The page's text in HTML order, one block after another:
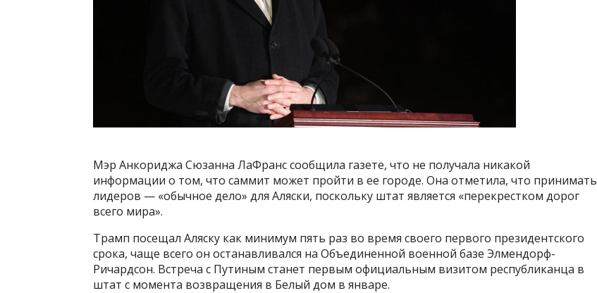
Мэр Анкориджа Сюзанна ЛаФранс сообщила газете, что не получала никакой
информации о том, что саммит может пройти в ее городе. Она отметила, что принимать
лидеров — «обычное дело» для Аляски, поскольку штат является «перекрестком дорог
всего мира».
Трамп посещал Аляску как минимум пять раз во время своего первого президентского
срока, чаще всего он останавливался на Объединенной военной базе Элмендорф-
Ричардсон. Встреча с Путиным станет первым официальным визитом республиканца в
штат с момента возвращения в Белый дом в январе.